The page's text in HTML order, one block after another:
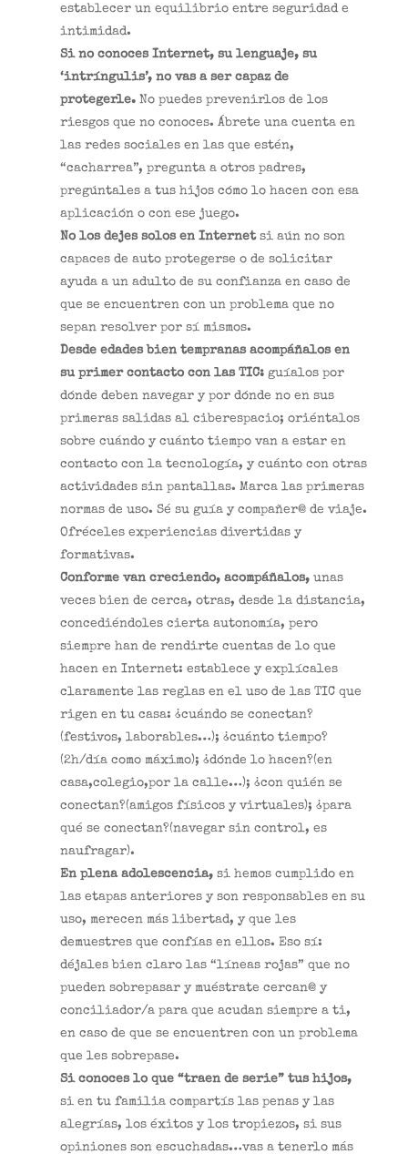
establecer un equilibrio entre seguridad e
intimidad.
Si no conoces Internet, su lenguaje, su
‘intríngulis’, no vas a ser capaz de
protegerle.No puedes prevenirlos de los
riesgos que no conoces. Ábrete una cuenta en
las redes sociales en las que estén,
“cacharrea”, pregunta a otros padres,
pregúntales a tus hijos cómo lo hacen con esa
aplicación o con ese juego.
No los dejes solos en Internetsi aún no son
capaces de auto protegerse o de solicitar
ayuda a un adulto de su confianza en caso de
que se encuentren con un problema que no
sepan resolver por sí mismos.
Desde edades bien tempranas acompáñalos en
su primer contacto con las TIC:guíalos por
dónde deben navegar y por dónde no en sus
primeras salidas al ciberespacio; oriéntalos
sobre cuándo y cuánto tiempo van a estar en
contacto con la tecnología, y cuánto con otras
actividades sin pantallas. Marca las primeras
normas de uso. Sé su guía y compañer@ de viaje.
Ofréceles experiencias divertidas y
formativas.
Conforme van creciendo, acompáñalos,unas
veces bien de cerca, otras, desde la distancia,
concediéndoles cierta autonomía, pero
siempre han de rendirte cuentas de lo que
hacen en Internet: establece y explícales
claramente las reglas en el uso de las TIC que
rigen en tu casa: ¿cuándo se conectan?
(festivos, laborables…); ¿cuánto tiempo?
(2h/día como máximo); ¿dónde lo hacen?(en
casa,colegio,por la calle…); ¿con quién se
conectan?(amigos físicos y virtuales); ¿para
qué se conectan?(navegar sin control, es
naufragar).
En plena adolescencia, si hemos cumplido en
las etapas anteriores y son responsables en su
uso, merecen más libertad, y que les
demuestres que confías en ellos. Eso sí:
déjales bien claro las “líneas rojas” que no
pueden sobrepasar y muéstrate cercan@ y
conciliador/a para que acudan siempre a ti,
en caso de que se encuentren con un problema
que les sobrepase.
Si conoces lo que “traen de serie” tus hijos,
si en tu familia compartís las penas y las
alegrías, los éxitos y los tropiezos, si sus
opiniones son escuchadas…vas a tenerlo más